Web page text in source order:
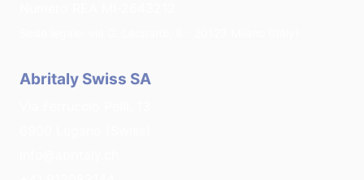
Abritaly Swiss SA